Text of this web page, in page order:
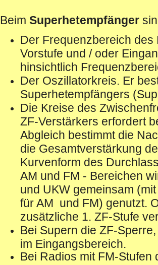
Beim Superhetempfänger
Der Frequenzbereich
Vorstufe und / oder
hinsichtlich
Der Oszillatorkreis. Er
Superhetempfängers
Die Kreise des
ZF-Verstärkers erfordert
Abgleich bestimmt die
die Gesamtverstärkung
Kurvenform des
AM und FM - Bereichen
und UKW gemeinsam
für AM und FM) genutzt.
zusätzliche 1. ZF-Stufe
Bei Supern die ZF-
im Eingangsbereich.
Bei Radios mit FM-